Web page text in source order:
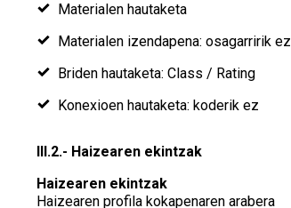
Materialen hautaketa
Materialen izendapena: osagarririk ez
Briden hautaketa: Class / Rating
Konexioen hautaketa: koderik ez
III.2.- Haizearen ekintzak
Haizearen ekintzak
Haizearen profila kokapenaren arabera